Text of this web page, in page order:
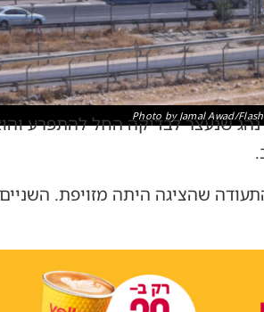
Photo by Jamal Awad/
נהג שנעצר לבדיקה החל להתפרע
שהציגה היתה מזויפת. השניים